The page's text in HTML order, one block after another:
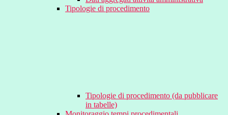
Tipologie di procedimento
Tipologie di procedimento (da pubblicare
in tabelle)